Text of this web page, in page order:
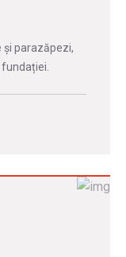
și parazăpezi,